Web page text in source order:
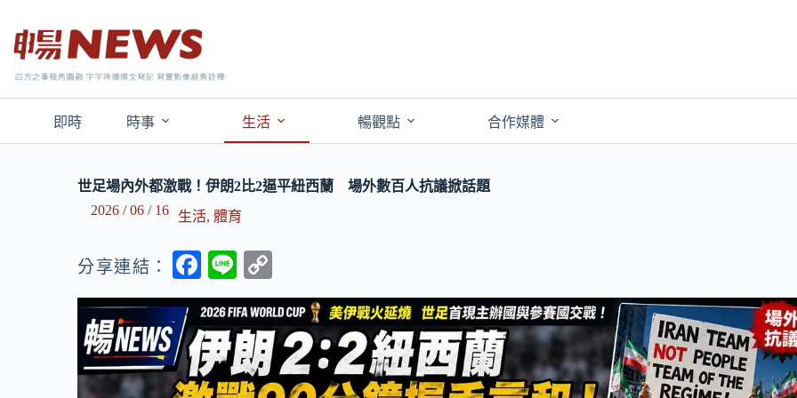
即時 時事 生活 暢觀點 合作媒體
世足場內外都激戰！伊朗2比2逼平紐西蘭 場外數百人抗議掀話題
2026 / 06 / 16
生活,體育
分享連結：
F
ac
e
b
o
Li
n
e
o
p
y
Li